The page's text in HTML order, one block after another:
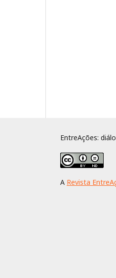
EntreAções:
A Revista